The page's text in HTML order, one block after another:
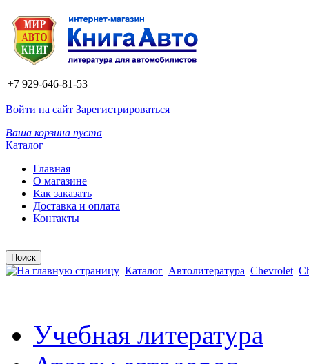
+7 929-646-81-53
Войти на сайт Зарегистрироваться
Ваша корзина пуста
Каталог
Главная
О магазине
Как заказать
Доставка и оплата
Контакты
–Каталог–Автолитература–Chevrolet–
Учебная литература